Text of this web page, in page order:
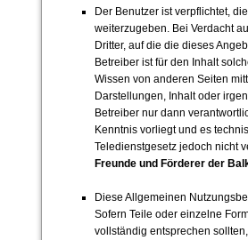
Der Benutzer ist verpflichtet,
weiterzugeben. Bei Verdacht
Dritter, auf die die dieses
Betreiber ist für den Inhalt
Wissen von anderen Seiten
Darstellungen, Inhalt oder
Betreiber nur dann
Kenntnis vorliegt und es
Teledienstgesetz jedoch nicht
Freunde und Förderer der
Diese Allgemeinen
Sofern Teile oder einzelne
vollständig entsprechen